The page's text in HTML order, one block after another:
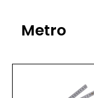
Metro